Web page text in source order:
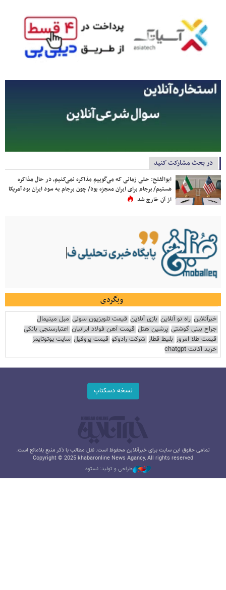
در بحث مشارکت کنید
ابوالفتح: حتی زمانی که می‌گوییم مذاکره نمی‌کنیم، در حال مذاکره
هستیم/ برجام برای ایران معجزه بود/ چون برجام به سود ایران بود آمریکا
از آن خارج شد
وبگردی
خبرآنلاین راه نو آنلاین بازی آنلاین قیمت تلویزیون سونی مبل مینیمال
جراح بینی گوشتی پرشین هتل قیمت آهن فولاد ایرانیان اعتبارسنجی بانکی
قیمت طلا امروز بلیط قطار شرکت رادوکو قیمت پروفیل سایت یوتوتایمز
خرید اکانت chatgpt
نسخه دسکتاپ
تمامی حقوق این سایت برای خبرآنلاین محفوظ است. نقل مطالب با ذکر منبع بلامانع است.
Copyright © 2025 khabaronline News Agancy, All rights reserved
طراحی و تولید: نستوه